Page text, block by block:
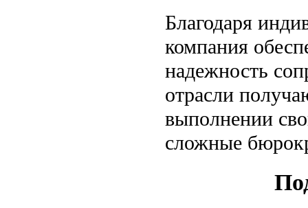
Благодаря
компания
надежность
отрасли
выполнении
сложные